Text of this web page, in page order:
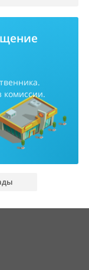
комиссии.